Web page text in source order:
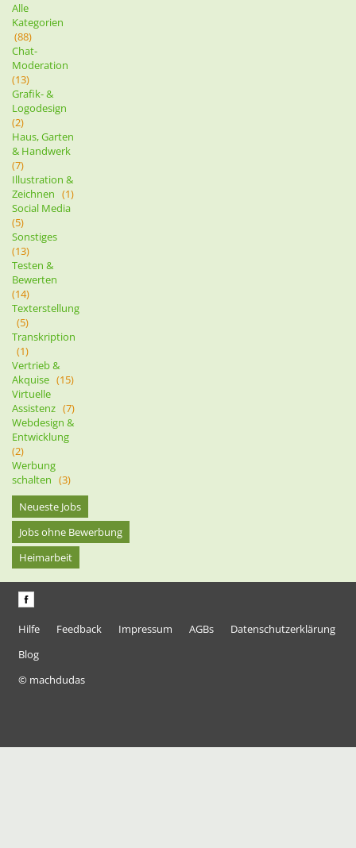
Alle
Kategorien
(88)
Chat-
Moderation
(13)
Grafik- &
Logodesign
(2)
Haus, Garten
& Handwerk
(7)
Illustration &
Zeichnen (1)
Social Media
(5)
Sonstiges
(13)
Testen &
Bewerten
(14)
Texterstellung
(5)
Transkription
(1)
Vertrieb &
Akquise (15)
Virtuelle
Assistenz (7)
Webdesign &
Entwicklung
(2)
Werbung
schalten (3)
Neueste Jobs
Jobs ohne Bewerbung
Heimarbeit
Hilfe Feedback Impressum AGBs
Datenschutzerklärung
Blog
© machdudas